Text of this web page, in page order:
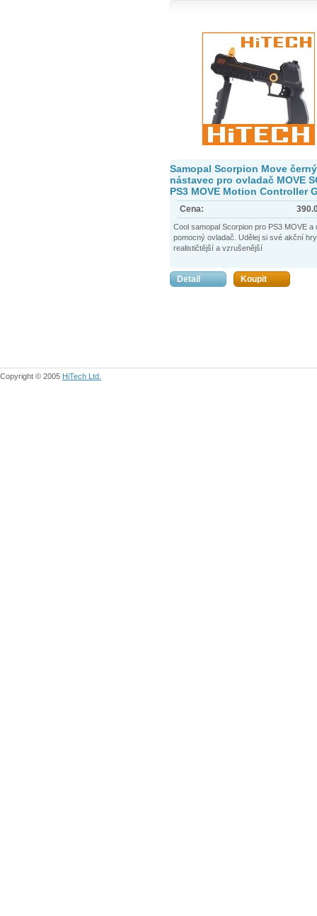
Samopal Scorpion Move
nástavec pro ovladač MOVE
PS3 MOVE Motion Controller
Cena:
Cool samopal Scorpion pro PS3 MOVE a
pomocný ovladač. Udělej si své akční hry
realističtější a vzrušenější
Detail Koupit
Copyright © 2005 HiTech Ltd.